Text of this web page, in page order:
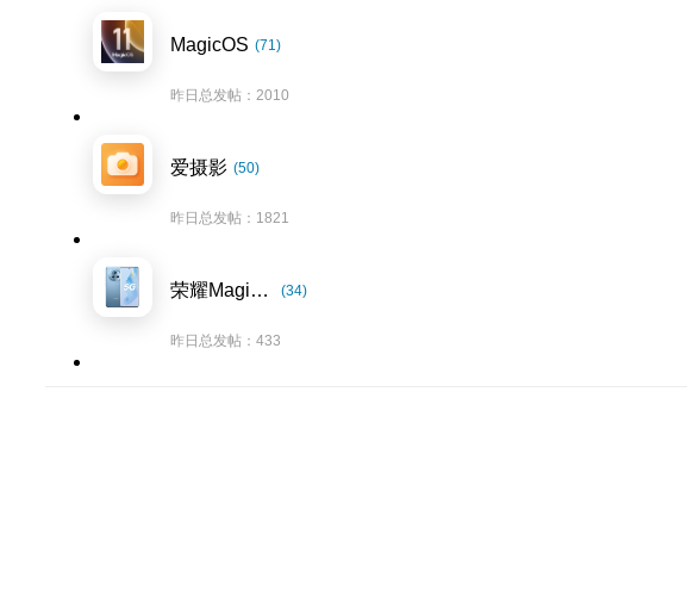
MagicOS (71)
昨日总发帖：2010
爱摄影 (50)
昨日总发帖：1821
荣耀Magic5系列 (34)
昨日总发帖：433